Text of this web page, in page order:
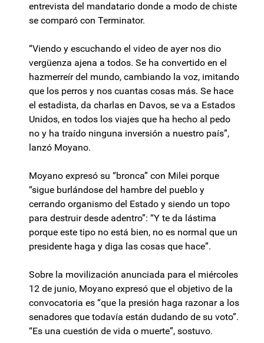
entrevista del mandatario donde a modo de chiste
se comparó con Terminator.
“Viendo y escuchando el video de ayer nos dio
vergüenza ajena a todos. Se ha convertido en el
hazmerreír del mundo, cambiando la voz, imitando
que los perros y nos cuantas cosas más. Se hace
el estadista, da charlas en Davos, se va a Estados
Unidos, en todos los viajes que ha hecho al pedo
no y ha traído ninguna inversión a nuestro país”,
lanzó Moyano.
Moyano expresó su “bronca” con Milei porque
“sigue burlándose del hambre del pueblo y
cerrando organismo del Estado y siendo un topo
para destruir desde adentro”: “Y te da lástima
porque este tipo no está bien, no es normal que un
presidente haga y diga las cosas que hace”.
Sobre la movilización anunciada para el miércoles
12 de junio, Moyano expresó que el objetivo de la
convocatoria es “que la presión haga razonar a los
senadores que todavía están dudando de su voto”.
“Es una cuestión de vida o muerte”, sostuvo.